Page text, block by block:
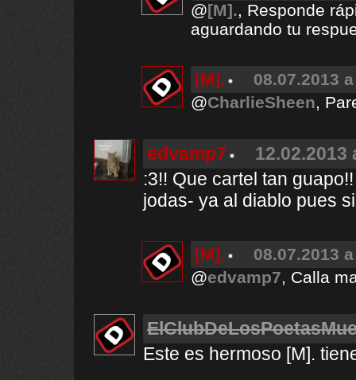
@[M]., Responde
aguardando tu
[M].
08.07.2013
@CharlieSheen,
edvamp7
12.02.2013
:3!! Que cartel tan
jodas- ya al diablo pues
[M].
08.07.2013
@edvamp7, Calla
Este es hermoso [M].